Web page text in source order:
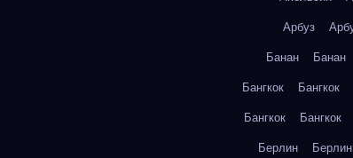
Арбуз
Банан Банан
Бангкок Бангкок
Бангкок Бангкок
Берлин Берлин